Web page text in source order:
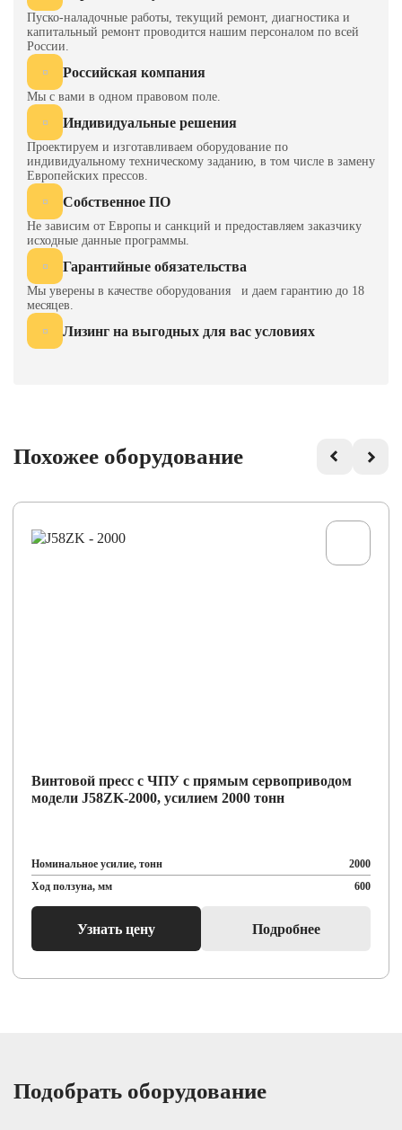
ход, mm 40
Размер
назад
Высота 7500
Пуско-наладочные работы, текущий ремонт, диагностика и
капитальный ремонт проводится нашим персоналом по всей
России.
Российская компания
Мы с вами в одном правовом поле.
Индивидуальные решения
Проектируем и изготавливаем оборудование по
индивидуальному техническому заданию, в том числе в замену
Европейских прессов.
Собственное ПО
Не зависим от Европы и санкций и предоставляем заказчику
исходные данные программы.
Гарантийные обязательства
Мы уверены в качестве оборудования и даем гарантию до 18
месяцев.
Лизинг на выгодных для вас условиях
Похожее оборудование
Винтовой пресс с ЧПУ с прямым сервоприводом
модели J58ZK-2000, усилием 2000 тонн
Номинальное усилие, тонн
2000
Ход ползуна, мм
600
Узнать цену Подробнее
Подобрать оборудование